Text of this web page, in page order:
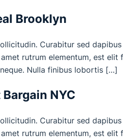
Brooklyn
Curabitur sed
rutrum elementum, est
Nulla finibus lobortis […]
NYC
Curabitur sed
rutrum elementum, est